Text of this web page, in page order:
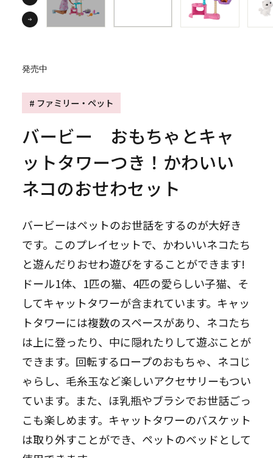
発売中
# ファミリー・ペット
バービー おもちゃとキャ
ットタワーつき！かわいい
ネコのおせわセット
バービーはペットのお世話をするのが大好き
です。このプレイセットで、かわいいネコたち
と遊んだりおせわ遊びをすることができます!
ドール1体、1匹の猫、4匹の愛らしい子猫、そ
してキャットタワーが含まれています。キャッ
トタワーには複数のスペースがあり、ネコたち
は上に登ったり、中に隠れたりして遊ぶことが
できます。回転するロープのおもちゃ、ネコじ
ゃらし、毛糸玉など楽しいアクセサリーもつい
ています。また、ほ乳瓶やブラシでお世話ごっ
こも楽しめます。キャットタワーのバスケット
は取り外すことができ、ペットのベッドとして